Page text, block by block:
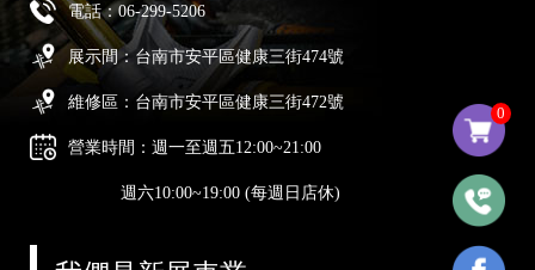
0
電話：06-299-5206
展示間：台南市安平區健康三街474號
維修區：台南市安平區健康三街472號
營業時間：週一至週五12:00~21:00
週六10:00~19:00 (每週日店休)